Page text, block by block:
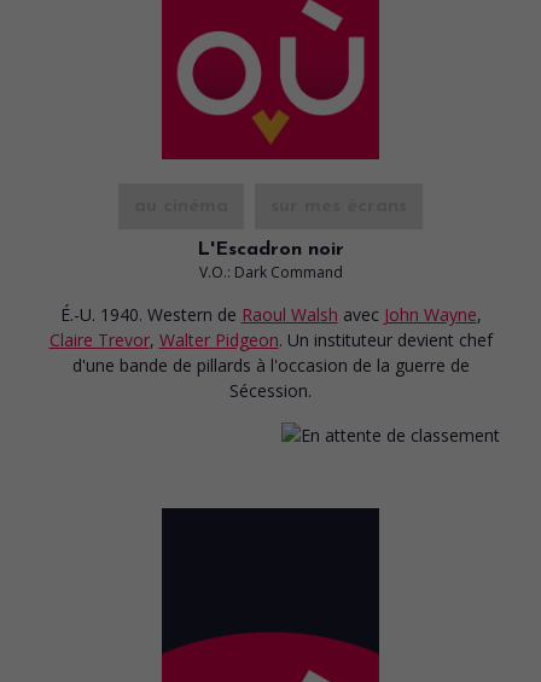
L'Escadron noir
V.O.: Dark Command
É.-U. 1940. Western de Raoul Walsh avec John Wayne,
Claire Trevor, Walter Pidgeon. Un instituteur devient chef
d'une bande de pillards à l'occasion de la guerre de
Sécession.